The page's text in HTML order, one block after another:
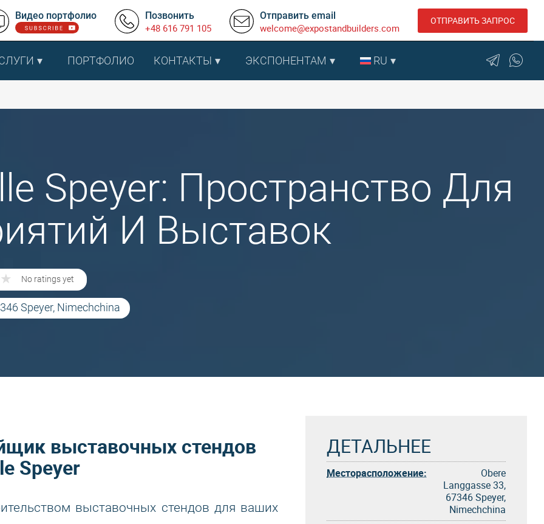
Видео портфолио Позвонить
+48 616 791 105
Отправить email
welcome@expostandbuilders.com
ОТПРАВИТЬ ЗАПРОС
ПОРТФОЛИО КОНТАКТЫ ЭКСПОНЕНТАМ RU
Speyer: Пространство Для
И Выставок
★
★ No ratings yet
Speyer, Nimechchina
выставочных стендов
Speyer
выставочных стендов для ваших
ДЕТАЛЬНЕЕ
Месторасположение:
Obere
Langgasse 33,
67346 Speyer,
Nimechchina